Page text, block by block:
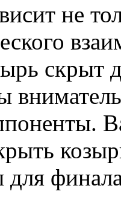
не
скрыт
для